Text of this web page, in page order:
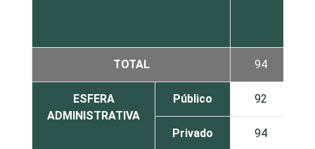
TOTAL 94
ESFERA
ADMINISTRATIVA
Público 92
Privado 94